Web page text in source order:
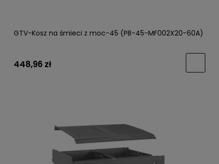
GTV-Kosz na śmieci z moc-45 (PB-45-MF002X20-60A)
448,96 zł